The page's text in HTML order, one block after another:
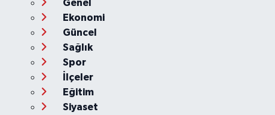
Genel
Ekonomi
Güncel
Sağlık
Spor
İlçeler
Eğitim
Siyaset